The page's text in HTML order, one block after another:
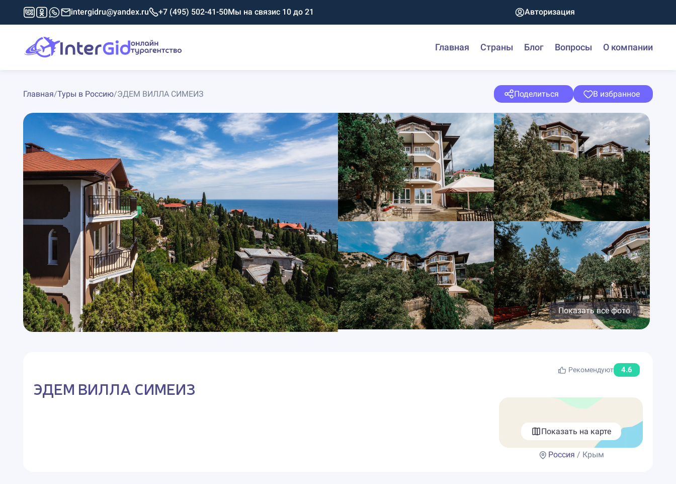
intergidru@yandex.ru +7 (495) 502-41-50Мы на связис 10 до 21 Авторизация
Главная Страны Блог Вопросы О компании
Главная/Туры в Россию/ЭДЕМ ВИЛЛА СИМЕИЗ Поделиться В избранное
Показать все фото
Рекомендуют 4.6
ЭДЕМ ВИЛЛА СИМЕИЗ
Показать на карте
Россия / Крым